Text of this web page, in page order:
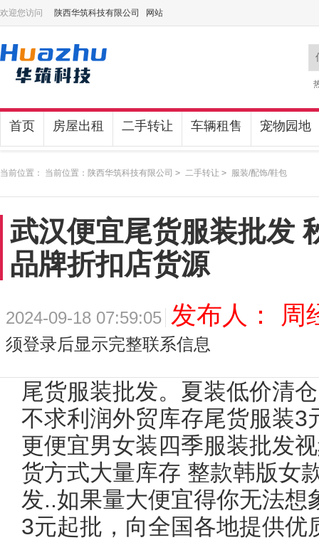
欢迎您访问 陕西华筑科技有限公司 网站
首页 房屋出租 二手转让 车辆租售 宠物园地
当前位置： 当前位置： 陕西华筑科技有限公司 > 二手转让 > 服装/配饰/鞋包
武汉便宜尾货服装批发
品牌折扣店货源
2024-09-18 07:59:05 发布人： 周
须登录后显示完整联系信息
尾货服装批发。夏装低价清
不求利润外贸库存尾货服装3
更便宜男女装四季服装批发
货方式大量库存 整款韩版女
发..如果量大便宜得你无法想
3元起批，向全国各地提供优